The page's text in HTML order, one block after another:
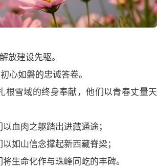
建设先驱。
心如磐的忠诚答卷。
根雪域的终身奉献，他们以青春丈量天
血肉之躯踏出进藏通途；
如山信念撑起新西藏脊梁；
生命化作与珠峰同屹的丰碑。